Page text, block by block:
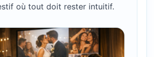
où tout doit rester intuitif.